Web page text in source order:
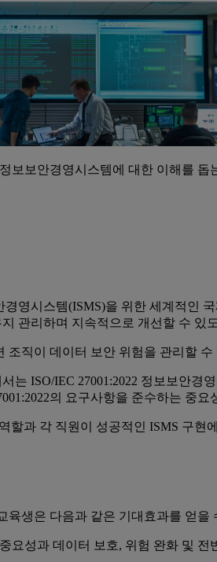
보보안경영시스템에 대한 이해를
경영시스템(ISMS)을 위한 세계적인
관리하며 지속적으로 개선할 수 있
조직이 데이터 보안 위험을 관리할
는 ISO/IEC 27001:2022 정보보안
의 요구사항을 준수하는 중
할과 각 직원이 성공적인 ISMS 구현
육생은 다음과 같은 기대효과를 얻을
요성과 데이터 보호, 위험 완화 및